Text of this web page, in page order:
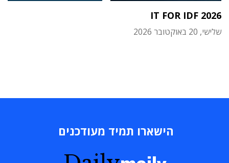
IT FOR IDF 2026
שלישי, 20 באוקטובר 2026
הישארו תמיד מעודכנים